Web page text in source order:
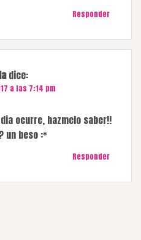
Responder
dice:
a las 7:14 pm
ocurre, hazmelo saber!!
un beso :*
Responder